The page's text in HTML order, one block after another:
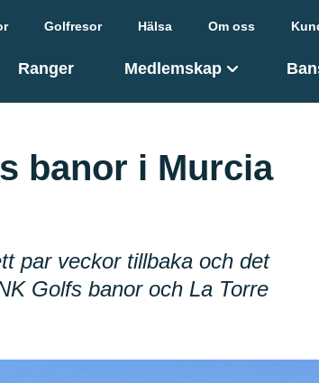
Golfresor Hälsa Om oss
Ranger Medlemskap
banor i Murcia
par veckor tillbaka och det
Golfs banor och La Torre